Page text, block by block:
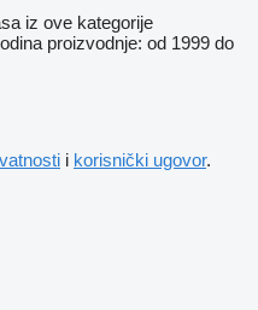
iz ove kategorije
proizvodnje: od 1999 do
i korisnički ugovor.